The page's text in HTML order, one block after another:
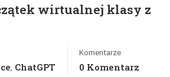
wirtualnej klasy z
, ChatGPT
Komentarze
0 Komentarz